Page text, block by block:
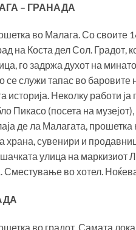
– ГРАНАДА
во Малага. Со своите
на Коста дел Сол.
го задржа духот на
се служи тапас во баровите
историја. Неколку работи
Пикасо (посета на
де ла Малагата,
храна, сувенири и
улица на маркизиот
Сместување во хотел.
во градот. Самата